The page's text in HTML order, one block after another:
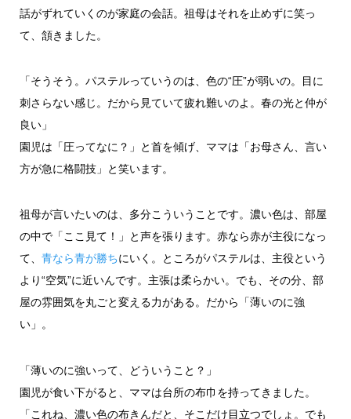
話がずれていくのが家庭の会話。祖母はそれを止めずに笑っ
て、頷きました。
「そうそう。パステルっていうのは、色の“圧”が弱いの。目に
刺さらない感じ。だから見ていて疲れ難いのよ。春の光と仲が
良い」
園児は「圧ってなに？」と首を傾げ、ママは「お母さん、言い
方が急に格闘技」と笑います。
祖母が言いたいのは、多分こういうことです。濃い色は、部屋
の中で「ここ見て！」と声を張ります。赤なら赤が主役になっ
て、 青なら青が勝ちにいく。ところがパステルは、主役という
より“空気”に近いんです。主張は柔らかい。でも、その分、部
屋の雰囲気を丸ごと変える力がある。だから「薄いのに強
い」。
「薄いのに強いって、どういうこと？」
園児が食い下がると、ママは台所の布巾を持ってきました。
「これね、濃い色の布きんだと、そこだけ目立つでしょ。でも